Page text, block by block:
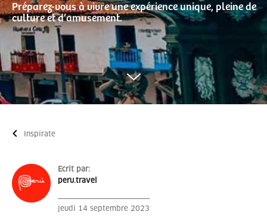
Préparez-vous à vivre une expérience unique, pleine de
culture et d’amusement.
Inspírate
Ecrit par:
peru.travel
jeudi 14 septembre 2023